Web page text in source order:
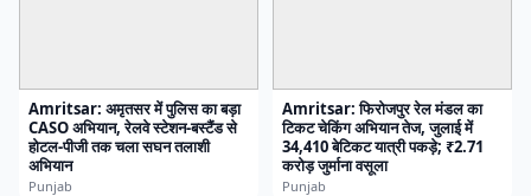
Amritsar: अमृतसर में पुलिस का बड़ा
CASO अभियान, रेलवे स्टेशन-बस्टैंड से
होटल-पीजी तक चला सघन तलाशी
अभियान
Punjab
Amritsar: फिरोजपुर रेल मंडल का
टिकट चेकिंग अभियान तेज, जुलाई में
34,410 बेटिकट यात्री पकड़े; ₹2.71
करोड़ जुर्माना वसूला
Punjab